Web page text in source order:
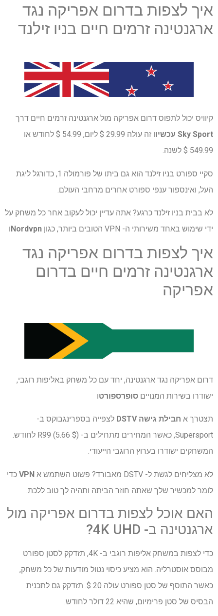
איך לצפות בדרום אפריקה נגד
ארגנטינה זרמים חיים בניו זילנד
קיוויס יכול לתפוס דרום אפריקה מול ארגנטינה זרמים חיים דרך
Sky Sport עכשיו
ו זה עולה 29.99 $ ליום, 54.99 $ לחודש או
549.99 $ לשנה.
סקיי ספורט בניו זילנד הוא גם ביתו של פורמולה 1, כדורגל ליגת
העל, ואינספור ענפי ספורט אחרים מרחבי העולם.
לא בבית בניו זילנד כרגע? אתה עדיין יכול לעקוב אחר כל משחק על
ידי שימוש באחד משירותי ה- VPN הטובים ביותר, כגון
Nordvpnו
איך לצפות בדרום אפריקה נגד
ארגנטינה זרמים חיים בדרום
אפריקה
דרום אפריקה נגד ארגנטינה, יחד עם כל משחק באליפות רוגבי,
ישודרו בשירות המנויים סופרספורטו
תצטרך א חבילת גישה DSTV
לצפייה בספרינגבוקס ב-
Supersport, כאשר המחירים מתחילים ב- R99 (5.66 $) לחודש.
המשחקים ישודרו בערוץ הרוגבי הייעודי.
לא מצליחים לגשת ל- DSTV מאבורד? פשוט השתמש א VPN כדי
לומר למכשיר שלך שאתה חוזר הביתה ותהיה לך טוב ללכת.
האם אוכל לצפות בדרום אפריקה מול
ארגנטינה ב- 4K UHD?
כדי לצפות במשחק אליפות רוגבי ב- 4K, תזדקק לסטן ספורט
מבוסס אוסטרליה. הוא מציע כיסוי נטול מודעות של כל משחק,
כאשר התוסף של סטן ספורט עולה 20 $. תזדקק גם לתכנית
הבסיס של סטן פרימיום, שהיא 22 דולר לחודש.